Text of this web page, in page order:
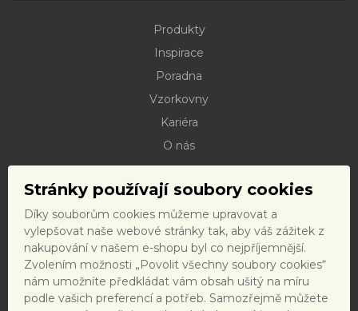
Stránky používají soubory cookies
Díky souborům cookies můžeme upravovat a
vylepšovat naše webové stránky tak, aby váš zážitek z
nakupování v našem e-shopu byl co nejpříjemnější.
Zvolením možnosti „Povolit všechny soubory cookies“
nám umožníte předkládat vám obsah ušitý na míru
podle vašich preferencí a potřeb. Samozřejmě můžete
Produkty
Inspirace
Poradna
Vzorkovny
Kariéra
O nás
Dokumenty ke stažení
Doprava
Reklamační řád
Reklamační formulář
Obchodní podmínky a právní předpisy